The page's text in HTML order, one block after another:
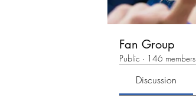
Fan Group
Public · 146 members
Discussion